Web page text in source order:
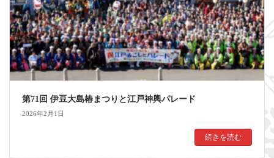
第71回 伊豆大島椿まつりと江戸神輿パレード
2026年2月1日
続きを読む